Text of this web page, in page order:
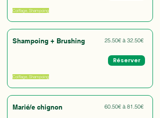
Coiffage, Shampoing
Shampoing + Brushing 25.50€ à 32.50€
Réserver
Coiffage, Shampoing
Marié/e chignon 60.50€ à 81.50€